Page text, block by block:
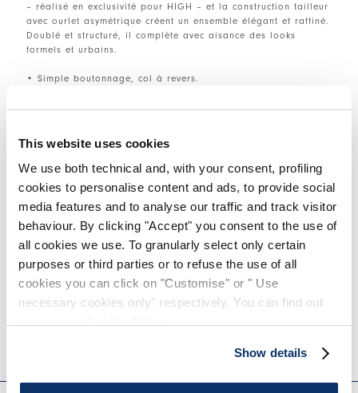
This website uses cookies
We use both technical and, with your consent, profiling
cookies to personalise content and ads, to provide social
media features and to analyse our traffic and track visitor
behaviour. By clicking "Accept" you consent to the use of
all cookies we use. To granularly select only certain
purposes or third parties or to refuse the use of all
cookies you can click on "Customise" or " Use
necessary cookies only" respectively. You can find out
Show details
– réalisé en exclusivité pour HIGH – et la construction tailleur
avec ourlet asymétrique créent un ensemble élégant et raffiné.
Doublé et structuré, il complète avec aisance des looks
formels et urbains.
• Simple boutonnage, col à revers.
• Poche poitrine passepoilée à gauche.
• Poignets à trois boutons.
• Mélange laine et nylon doublé, poids léger, toucher doux.
TAILLE ET COUPE
EVERYDAY COUTURE